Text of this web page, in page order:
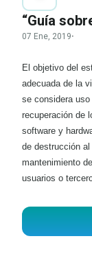
“Guía
07 Ene, 2019·
El objetivo del
adecuada de la
se considera
recuperación de
software y
de destrucción
mantenimiento
usuarios o